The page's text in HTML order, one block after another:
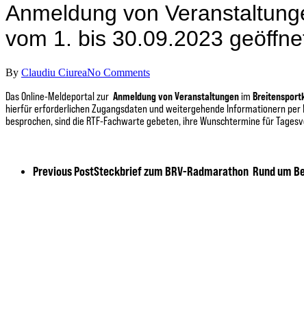
Anmeldung von
vom 1. bis 30.09.2023
By Claudiu CiureaNo Comments
Das Online-Meldeportal zur Anmeldung von Veranstaltungenim
hierfür erforderlichen Zugangsdaten und weitergehende Informationern
besprochen, sind die RTF-Fachwarte gebeten, ihre Wunschtermine für
Previous PostSteckbrief zum BRV-Radmarathon Rund um